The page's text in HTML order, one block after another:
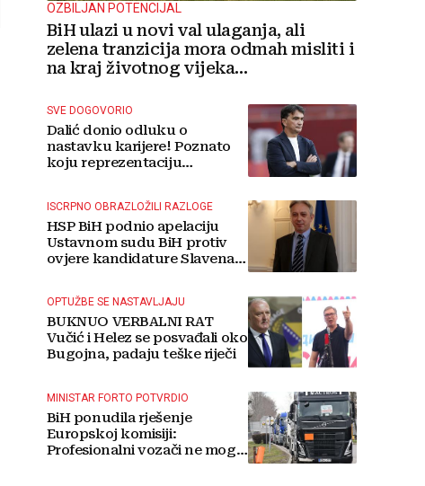
OZBILJAN POTENCIJAL
BiH ulazi u novi val ulaganja, ali
zelena tranzicija mora odmah misliti i
na kraj životnog vijeka
SVE DOGOVORIO
Dalić donio odluku o
nastavku karijere! Poznato
koju reprezentaciju
ISCRPNO OBRAZLOŽILI RAZLOGE
HSP BiH podnio apelaciju
Ustavnom sudu BiH protiv
ovjere kandidature Slavena
OPTUŽBE SE NASTAVLJAJU
BUKNUO VERBALNI RAT
Vučić i Helez se posvađali oko
Bugojna, padaju teške riječi
MINISTAR FORTO POTVRDIO
BiH ponudila rješenje
Europskoj komisiji:
Profesionalni vozači ne mogu